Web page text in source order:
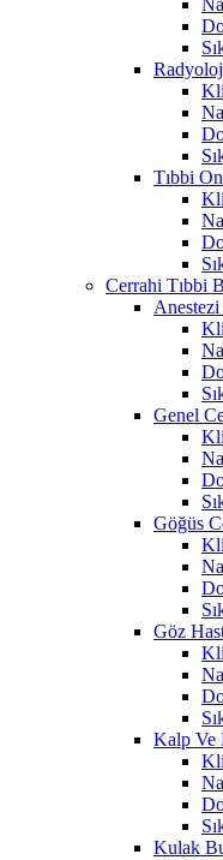
Tıbbi
Cerrahi Tıbbi
Genel
Göğüs
Göz
Kalp Ve
Kulak